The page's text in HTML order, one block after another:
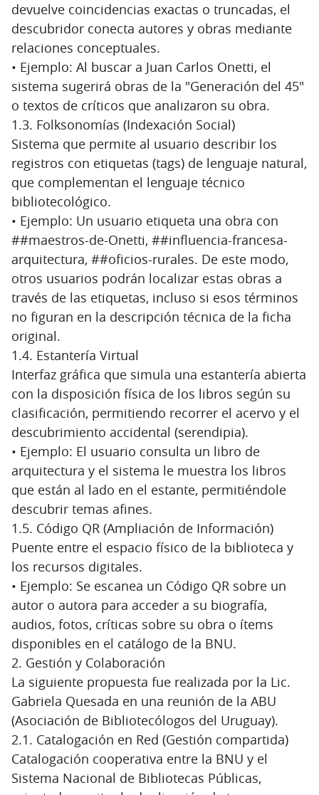
devuelve coincidencias exactas o truncadas, el
descubridor conecta autores y obras mediante
relaciones conceptuales.
• Ejemplo: Al buscar a Juan Carlos Onetti, el
sistema sugerirá obras de la "Generación del 45"
o textos de críticos que analizaron su obra.
1.3. Folksonomías (Indexación Social)
Sistema que permite al usuario describir los
registros con etiquetas (tags) de lenguaje natural,
que complementan el lenguaje técnico
bibliotecológico.
• Ejemplo: Un usuario etiqueta una obra con
##maestros-de-Onetti, ##influencia-francesa-
arquitectura, ##oficios-rurales. De este modo,
otros usuarios podrán localizar estas obras a
través de las etiquetas, incluso si esos términos
no figuran en la descripción técnica de la ficha
original.
1.4. Estantería Virtual
Interfaz gráfica que simula una estantería abierta
con la disposición física de los libros según su
clasificación, permitiendo recorrer el acervo y el
descubrimiento accidental (serendipia).
• Ejemplo: El usuario consulta un libro de
arquitectura y el sistema le muestra los libros
que están al lado en el estante, permitiéndole
descubrir temas afines.
1.5. Código QR (Ampliación de Información)
Puente entre el espacio físico de la biblioteca y
los recursos digitales.
• Ejemplo: Se escanea un Código QR sobre un
autor o autora para acceder a su biografía,
audios, fotos, críticas sobre su obra o ítems
disponibles en el catálogo de la BNU.
2. Gestión y Colaboración
La siguiente propuesta fue realizada por la Lic.
Gabriela Quesada en una reunión de la ABU
(Asociación de Bibliotecólogos del Uruguay).
2.1. Catalogación en Red (Gestión compartida)
Catalogación cooperativa entre la BNU y el
Sistema Nacional de Bibliotecas Públicas,